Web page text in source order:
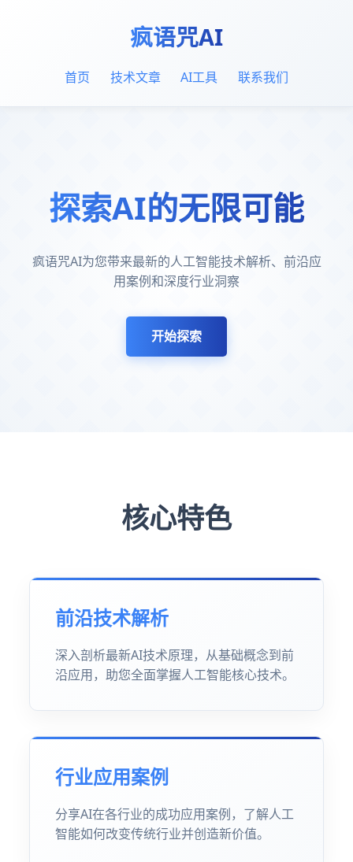
疯语咒AI
首页 技术文章 AI工具 联系我们
探索AI的无限可能
疯语咒AI为您带来最新的人工智能技术解析、前沿应
用案例和深度行业洞察
开始探索
核心特色
前沿技术解析
深入剖析最新AI技术原理，从基础概念到前
沿应用，助您全面掌握人工智能核心技术。
行业应用案例
分享AI在各行业的成功应用案例，了解人工
智能如何改变传统行业并创造新价值。